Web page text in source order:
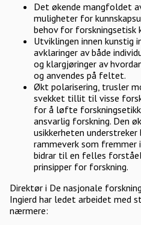
Det økende mangfoldet
muligheter for
behov for forskningsetisk
Utviklingen innen kunstig
avklaringer av både
og klargjøringer av
og anvendes på feltet.
Økt polarisering, trusler
svekket tillit til visse
for å løfte
ansvarlig forskning. Den
usikkerheten
rammeverk som fremmer
bidrar til en felles
prinsipper for forskning.
Direktør i De nasjonale
Ingierd har ledet arbeidet med
nærmere: